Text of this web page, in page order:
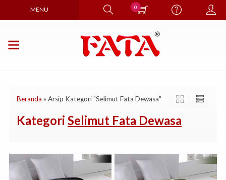
MENU 0
Beranda » Arsip Kategori "Selimut Fata Dewasa"
Kategori Selimut Fata Dewasa